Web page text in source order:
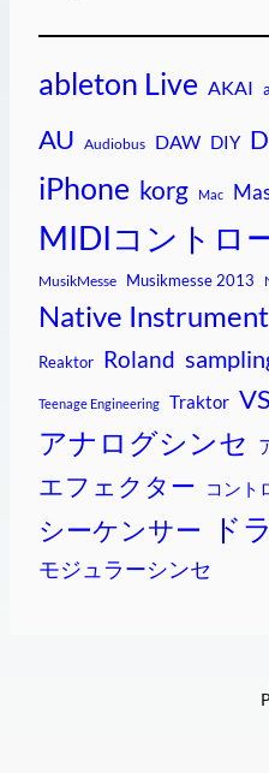
ableton Live AKAI
AU Audiobus DAW DIY
iPhone korg Mac
MIDIコントロ
MusikMesse Musikmesse 2013
Native Instrument
Reaktor Roland
Teenage Engineering Traktor
アナログシンセ
エフェクター コント
シーケンサー ド
モジュラーシンセ